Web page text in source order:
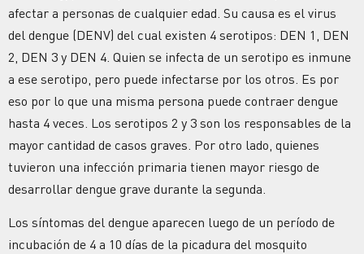
afectar a personas de cualquier edad. Su causa es el virus
del dengue (DENV) del cual existen 4 serotipos: DEN 1, DEN
2, DEN 3 y DEN 4. Quien se infecta de un serotipo es inmune
a ese serotipo, pero puede infectarse por los otros. Es por
eso por lo que una misma persona puede contraer dengue
hasta 4 veces. Los serotipos 2 y 3 son los responsables de la
mayor cantidad de casos graves. Por otro lado, quienes
tuvieron una infección primaria tienen mayor riesgo de
desarrollar dengue grave durante la segunda.
Los síntomas del dengue aparecen luego de un período de
incubación de 4 a 10 días de la picadura del mosquito